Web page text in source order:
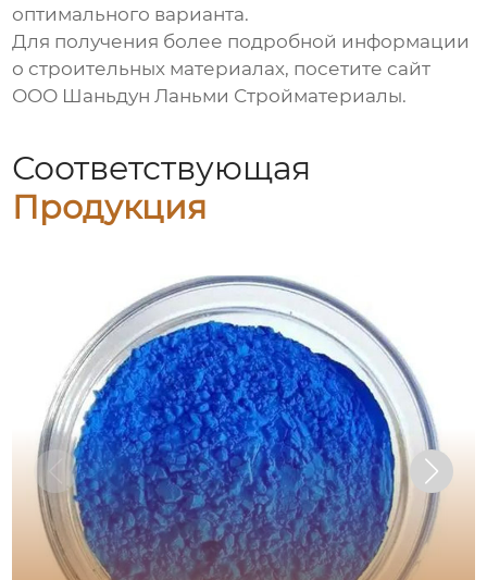
оптимального варианта.
Для получения более подробной информации
о строительных материалах, посетите сайт
ООО Шаньдун Ланьми Стройматериалы.
Соответствующая
Продукция